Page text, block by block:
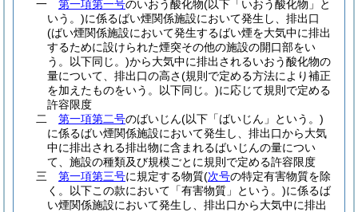
一
第一項第一号のいおう酸化物(以下「いおう酸化物」と
いう。)に係るばい煙関係施設において発生し、排出口
(ばい煙関係施設において発生するばい煙を大気中に排出
するために設けられた煙突その他の施設の開口部をい
う。以下同じ。)から大気中に排出されるいおう酸化物の
量について、排出口の高さ(規則で定める方法により補正
を加えたものをいう。以下同じ。)に応じて規則で定める
許容限度
二
第一項第二号のばいじん(以下「ばいじん」という。)
に係るばい煙関係施設において発生し、排出口から大気
中に排出される排出物に含まれるばいじんの量につい
て、施設の種類及び規模ごとに規則で定める許容限度
三
第一項第三号に規定する物質(次号の特定有害物質を除
く。以下この款において「有害物質」という。)に係るば
い煙関係施設において発生し、排出口から大気中に排出